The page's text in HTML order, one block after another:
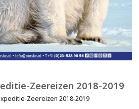
Zeereizen 2018-2019
Zeereizen 2018-2019